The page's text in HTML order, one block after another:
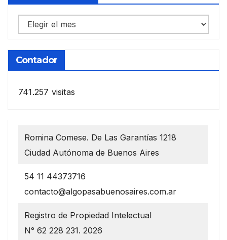
Notas
anteriores
Contador
741.257 visitas
Romina Comese. De Las Garantías 1218
Ciudad Autónoma de Buenos Aires
54 11 44373716
contacto@algopasabuenosaires.com.ar
Registro de Propiedad Intelectual
N° 62 228 231. 2026